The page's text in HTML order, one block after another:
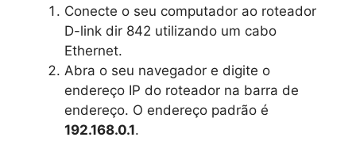
Conecte o seu computador ao roteador
D-link dir 842 utilizando um cabo
Ethernet.
Abra o seu navegador e digite o
endereço IP do roteador na barra de
endereço. O endereço padrão é
192.168.0.1.